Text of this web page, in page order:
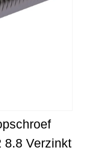
8.8 Verzinkt